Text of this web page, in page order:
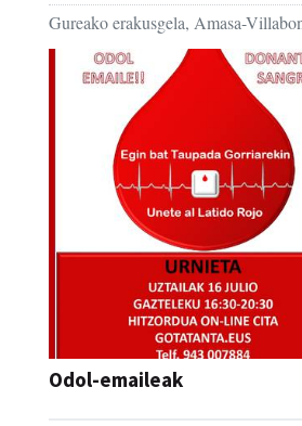
Gureako erakusgela, Amasa-
Odol-emaileak